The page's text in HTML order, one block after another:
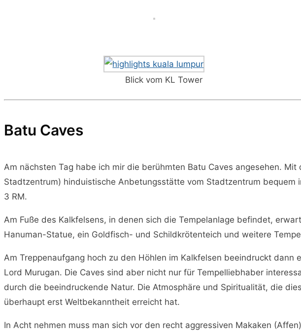
Blick vom KL Tower
Batu Caves
Am nächsten Tag habe ich mir die berühmten Batu Caves angesehen.
Stadtzentrum) hinduistische Anbetungsstätte vom Stadtzentrum
3 RM.
Am Fuße des Kalkfelsens, in denen sich die Tempelanlage befindet,
Hanuman-Statue, ein Goldfisch- und Schildkrötenteich und weitere
Am Treppenaufgang hoch zu den Höhlen im Kalkfelsen beeindruckt
Lord Murugan. Die Caves sind aber nicht nur für Tempelliebhaber
durch die beeindruckende Natur. Die Atmosphäre und Spiritualität, die
überhaupt erst Weltbekanntheit erreicht hat.
In Acht nehmen muss man sich vor den recht aggressiven Makaken